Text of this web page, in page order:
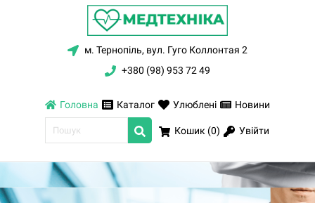
м. Тернопіль, вул. Гуго Коллонтая 2
+380 (98) 953 72 49
Головна Каталог Улюблені Новини
Кошик (0) Увійти